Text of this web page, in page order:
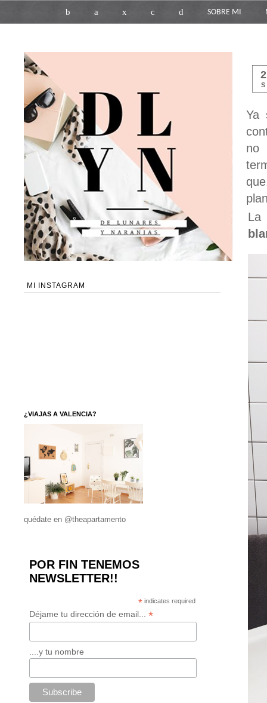
b a x c d SOBRE MI
Ya
no
La
MI INSTAGRAM
¿VIAJAS A VALENCIA?
quédate en @theapartamento
POR FIN TENEMOS
NEWSLETTER!!
* indicates required
Déjame tu dirección de email... *
....y tu nombre